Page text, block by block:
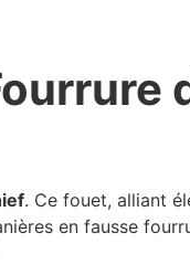
. Ce fouet, alliant
en fausse